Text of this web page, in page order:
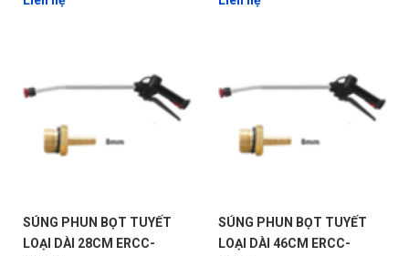
SÚNG PHUN BỌT TUYẾT
LOẠI DÀI 28CM ERCC-
SÚNG PHUN BỌT TUYẾT
LOẠI DÀI 46CM ERCC-